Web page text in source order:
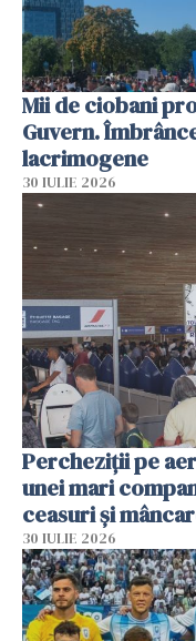
Mii de ciobani
Guvern.
lacrimogene
30 IULIE 2026
Percheziții pe
unei mari
ceasuri și
30 IULIE 2026